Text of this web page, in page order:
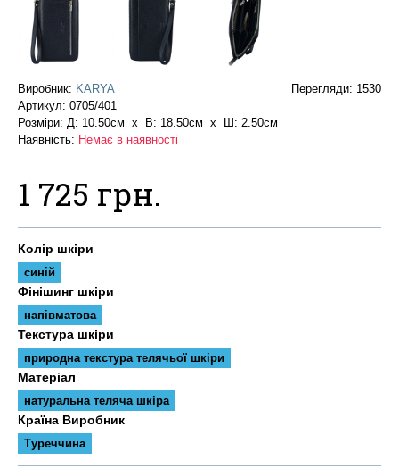
Перегляди: 1530
Виробник: KARYA
Артикул: 0705/401
Розміри: Д: 10.50см х В: 18.50см x Ш: 2.50см
Наявність: Немає в наявності
1 725 грн.
Колір шкіри
синій
Фінішинг шкіри
напівматова
Текстура шкіри
природна текстура телячьої шкіри
Матеріал
натуральна теляча шкіра
Країна Виробник
Туреччина